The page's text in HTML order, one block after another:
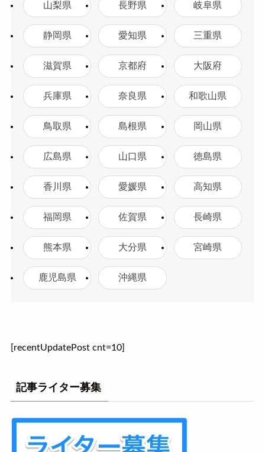
山梨県 長野県 岐阜県
静岡県 愛知県 三重県
滋賀県 京都府 大阪府
兵庫県 奈良県 和歌山県
鳥取県 島根県 岡山県
広島県 山口県 徳島県
香川県 愛媛県 高知県
福岡県 佐賀県 長崎県
熊本県 大分県 宮崎県
鹿児島県 沖縄県
[recentUpdatePost cnt=10]
記事ライター募集